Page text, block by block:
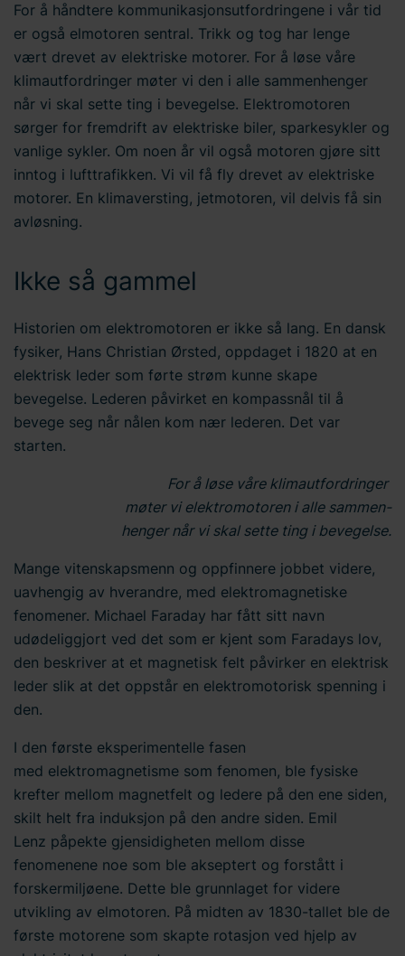
For å håndtere kommunikasjonsutfordringene i vår tid
er også elmotoren sentral. Trikk og tog har lenge
vært drevet av elektriske motorer. For å løse våre
klimautfordringer møter vi den i alle sammenhenger
når vi skal sette ting i bevegelse. Elektromotoren
sørger for fremdrift av elektriske biler, sparkesykler og
vanlige sykler. Om noen år vil også motoren gjøre sitt
inntog i lufttrafikken. Vi vil få fly drevet av elektriske
motorer. En klimaversting, jetmotoren, vil delvis få sin
avløsning.
Ikke så gammel
Historien om elektromotoren er ikke så lang. En dansk
fysiker, Hans Christian Ørsted, oppdaget i 1820 at en
elektrisk leder som førte strøm kunne skape
bevegelse. Lederen påvirket en kompassnål til å
bevege seg når nålen kom nær lederen. Det var
starten.
For å løse våre klimautfordringer
møter vi elektromotoren i alle sammen-
henger når vi skal sette ting i bevegelse.
Mange vitenskapsmenn og oppfinnere jobbet videre,
uavhengig av hverandre, med elektromagnetiske
fenomener. Michael Faraday har fått sitt navn
udødeliggjort ved det som er kjent som Faradays lov,
den beskriver at et magnetisk felt påvirker en elektrisk
leder slik at det oppstår en elektromotorisk spenning i
den.
I den første eksperimentelle fasen
med elektromagnetisme som fenomen, ble fysiske
krefter mellom magnetfelt og ledere på den ene siden,
skilt helt fra induksjon på den andre siden. Emil
Lenz påpekte gjensidigheten mellom disse
fenomenene noe som ble akseptert og forstått i
forskermiljøene. Dette ble grunnlaget for videre
utvikling av elmotoren. På midten av 1830-tallet ble de
første motorene som skapte rotasjon ved hjelp av